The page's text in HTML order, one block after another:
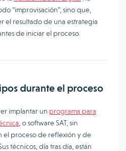
“improvisación”, sino que,
el resultado de una estrategia
de iniciar el proceso.
durante el proceso
implantar un programa para
, o software SAT, sin
el proceso de reflexión y de
técnicos, día tras día, están